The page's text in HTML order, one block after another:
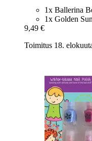
1x Ballerina
1x Golden
9,49 €
Toimitus 18.